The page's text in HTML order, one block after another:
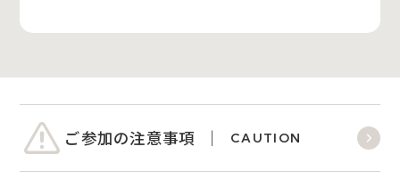
ご参加の注意事項 CAUTION